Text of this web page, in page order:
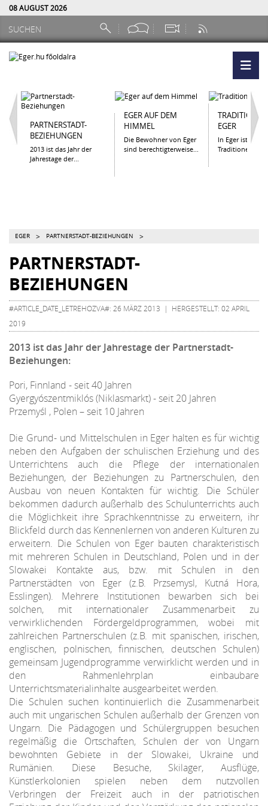
08 AUGUST 2026
PARTNERSTADT-
BEZIEHUNGEN
2013 ist das Jahr der
Jahrestage der...
EGER AUF DEM
HIMMEL
Die Bewohner von Eger
sind berechtigterweise...
EGER
In Eger ist es
Traditionen zu...
EGER > PARTNERSTADT-BEZIEHUNGEN >
PARTNERSTADT-
BEZIEHUNGEN
#ARTICLE_DATE_LETREHOZVA#: 26 MÄRZ 2013 | HERGESTELLT: 02 APRIL
2019
2013 ist das Jahr der Jahrestage der Partnerstadt-
Beziehungen:
Pori, Finnland - seit 40 Jahren
Gyergyószentmiklós (Niklasmarkt) - seit 20 Jahren
Przemyśl , Polen – seit 10 Jahren
Die Grund- und Mittelschulen in Eger halten es für wichtig
neben den Aufgaben der schulischen Erziehung und des
Unterrichtens auch die Pflege der internationalen
Beziehungen, der Beziehungen zu Partnerschulen, den
Ausbau von neuen Kontakten für wichtig. Die Schüler
bekommen dadurch außerhalb des Schulunterrichts auch
die Möglichkeit ihre Sprachkenntnisse zu erweitern, ihr
Blickfeld durch das Kennenlernen von anderen Kulturen zu
erweitern. Die Schulen von Eger bauten charakteristisch
mit mehreren Schulen in Deutschland, Polen und in der
Slowakei Kontakte aus, bzw. mit Schulen in den
Partnerstädten von Eger (z.B. Przsemysl, Kutná Hora,
Esslingen). Mehrere Institutionen bewarben sich bei
solchen, mit internationaler Zusammenarbeit zu
verwirklichenden Fördergeldprogrammen, wobei mit
zahlreichen Partnerschulen (z.B. mit spanischen, irischen,
englischen, polnischen, finnischen, deutschen Schulen)
gemeinsam Jugendprogramme verwirklicht werden und in
den Rahmenlehrplan einbaubare
Unterrichtsmaterialinhalte ausgearbeitet werden.
Die Schulen suchen kontinuierlich die Zusammenarbeit
auch mit ungarischen Schulen außerhalb der Grenzen von
Ungarn. Die Pädagogen und Schülergruppen besuchen
regelmäßig die Ortschaften, Schulen der von Ungarn
bewohnten Gebiete in der Slowakei, Ukraine und
Rumänien. Diese Besuche, Skilager, Ausflüge,
Künstlerkolonien spielen neben dem nutzvollen
Verbringen der Freizeit auch in der patriotischen